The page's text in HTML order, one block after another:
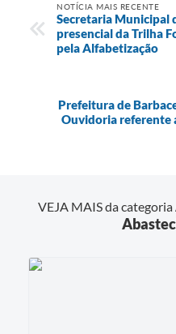
NOTÍCIA MAIS RECENTE
Secretaria Municipal
presencial da Trilha
pela Alfabetização
Prefeitura de
Ouvidoria referente
VEJA MAIS da categoria